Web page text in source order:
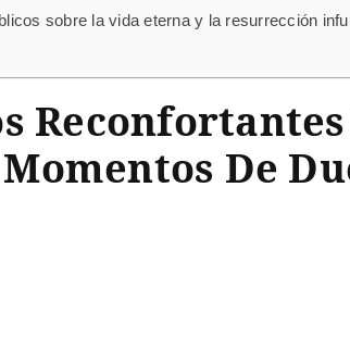
sobre la vida eterna y la resurrección
De